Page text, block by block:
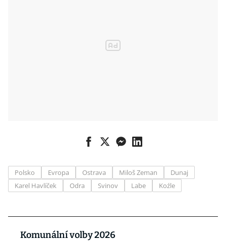
Polsko Evropa Ostrava Miloš Zeman
Dunaj
Karel Havlíček
Odra Svinov Labe Koźle
Komunální volby 2026